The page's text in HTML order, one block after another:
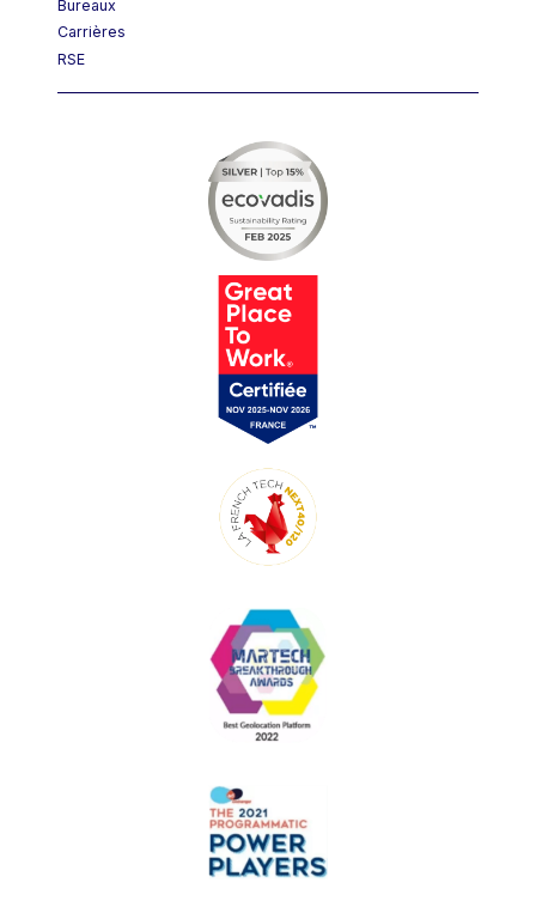
Bureaux
Carrières
RSE